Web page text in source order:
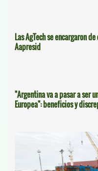
Las AgTech se encargaron
Aapresid
"Argentina va a pasar a ser
Europea": beneficios y